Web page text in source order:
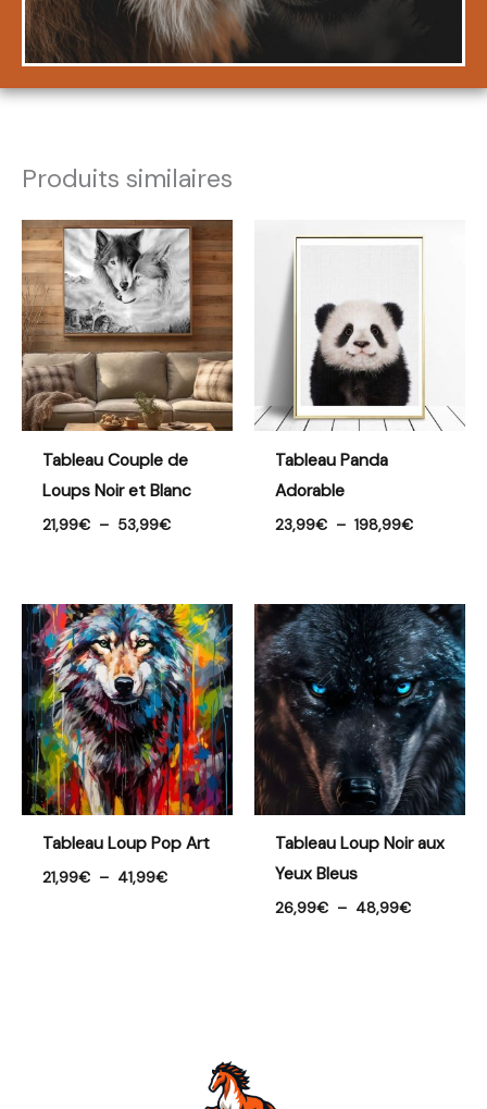
Produits similaires
Tableau Couple de
Loups Noir et Blanc
21,99€ – 53,99€
Plage
de
prix :
21,99€
à
53,99€
Tableau Panda
Adorable
23,99€ – 198,99€
Tableau Loup Pop Art
21,99€ – 41,99€
Plage
de
prix :
21,99€
à
41,99€
Tableau Loup Noir aux
Yeux Bleus
26,99€ – 48,99€
Plage
de
prix :
26,99€
à
48,99€